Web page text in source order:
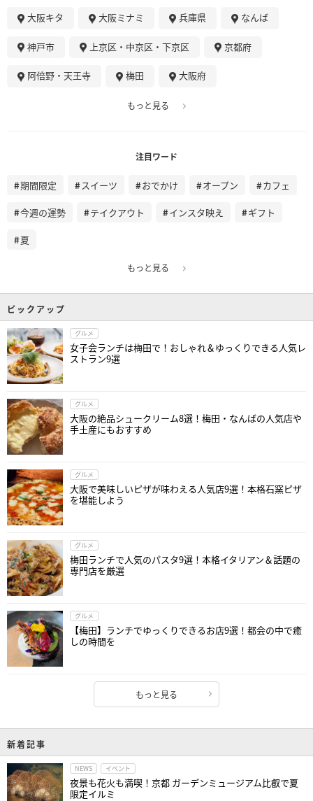
大阪キタ 大阪ミナミ 兵庫県 なんば
神戸市 上京区・中京区・下京区 京都府
阿倍野・天王寺 梅田 大阪府
もっと見る
注目ワード
期間限定 スイーツ おでかけ オープン カフェ
今週の運勢 テイクアウト インスタ映え ギフト
夏
もっと見る
ピックアップ
グルメ
女子会ランチは梅田で！おしゃれ＆ゆっくりできる人気レ
ストラン9選
グルメ
大阪の絶品シュークリーム8選！梅田・なんばの人気店や
手土産にもおすすめ
グルメ
大阪で美味しいピザが味わえる人気店9選！本格石窯ピザ
を堪能しよう
グルメ
梅田ランチで人気のパスタ9選！本格イタリアン＆話題の
専門店を厳選
グルメ
【梅田】ランチでゆっくりできるお店9選！都会の中で癒
しの時間を
もっと見る
新着記事
NEWS イベント
夜景も花火も満喫！京都 ガーデンミュージアム比叡で夏
限定イルミ